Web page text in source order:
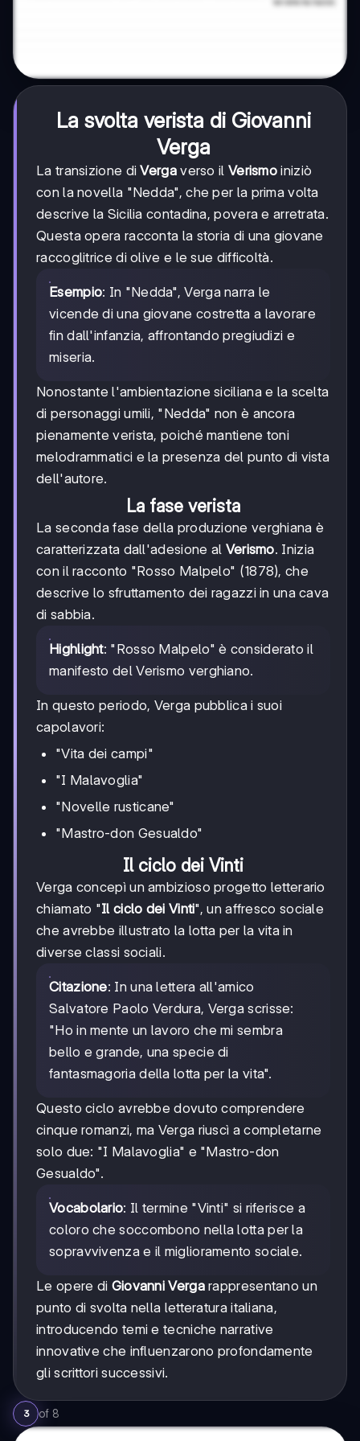
La svolta verista di Giovanni
Verga
La transizione diVergaverso il Verismo iniziò
con la novella "Nedda", che per la prima volta
descrive la Sicilia contadina, povera e arretrata.
Questa opera racconta la storia di una giovane
raccoglitrice di olive e le sue difficoltà.
Esempio: In "Nedda", Verga narra le
vicende di una giovane costretta a lavorare
fin dall'infanzia, affrontando pregiudizi e
miseria.
Nonostante l'ambientazione siciliana e la scelta
di personaggi umili, "Nedda" non è ancora
pienamente verista, poiché mantiene toni
melodrammatici e la presenza del punto di vista
dell'autore.
La fase verista
La seconda fase della produzione verghiana è
caratterizzata dall'adesione al Verismo. Inizia
con il racconto "Rosso Malpelo" (1878), che
descrive lo sfruttamento dei ragazzi in una cava
di sabbia.
Highlight: "Rosso Malpelo" è considerato il
manifesto del Verismo verghiano.
In questo periodo, Verga pubblica i suoi
capolavori:
"Vita dei campi"
"I Malavoglia"
"Novelle rusticane"
"Mastro-don Gesualdo"
Il ciclo dei Vinti
Verga concepì un ambizioso progetto letterario
chiamato "Il ciclo dei Vinti", un affresco sociale
che avrebbe illustrato la lotta per la vita in
diverse classi sociali.
Citazione: In una lettera all'amico
Salvatore Paolo Verdura, Verga scrisse:
"Ho in mente un lavoro che mi sembra
bello e grande, una specie di
fantasmagoria della lotta per la vita".
Questo ciclo avrebbe dovuto comprendere
cinque romanzi, ma Verga riuscì a completarne
solo due: "I Malavoglia" e "Mastro-don
Gesualdo".
Vocabolario: Il termine "Vinti" si riferisce a
coloro che soccombono nella lotta per la
sopravvivenza e il miglioramento sociale.
Le opere di Giovanni Vergarappresentano un
punto di svolta nella letteratura italiana,
introducendo temi e tecniche narrative
innovative che influenzarono profondamente
gli scrittori successivi.
3 of 8